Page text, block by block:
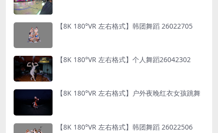
【8K 180°VR 左右格式】韩团舞蹈 26022705
【8K 180°VR 左右格式】个人舞蹈26042302
【8K 180°VR 左右格式】户外夜晚红衣女孩跳舞
【8K 180°VR 左右格式】韩团舞蹈 26022506